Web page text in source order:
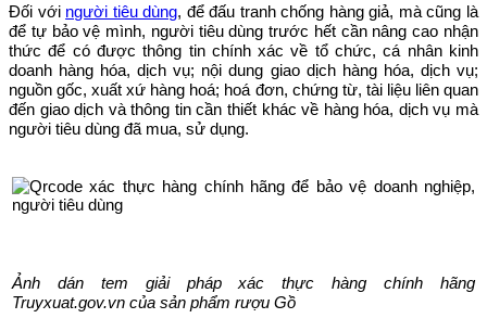
Đối với người tiêu dùng, để đấu tranh chống hàng giả, mà cũng là
để tự bảo vệ mình, người tiêu dùng trước hết cần nâng cao nhận
thức để có được thông tin chính xác về tổ chức, cá nhân kinh
doanh hàng hóa, dịch vụ; nội dung giao dịch hàng hóa, dịch vụ;
nguồn gốc, xuất xứ hàng hoá; hoá đơn, chứng từ, tài liệu liên quan
đến giao dịch và thông tin cần thiết khác về hàng hóa, dịch vụ mà
người tiêu dùng đã mua, sử dụng.
Ảnh dán tem giải pháp xác thực hàng chính hãng
Truyxuat.gov.vn của sản phẩm rượu Gồ